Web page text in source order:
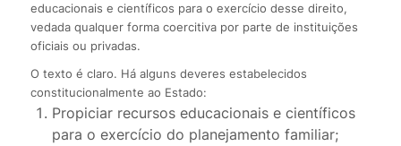
educacionais e científicos para o exercício desse direito,
vedada qualquer forma coercitiva por parte de instituições
oficiais ou privadas.
O texto é claro. Há alguns deveres estabelecidos
constitucionalmente ao Estado:
Propiciar recursos educacionais e científicos
para o exercício do planejamento familiar;